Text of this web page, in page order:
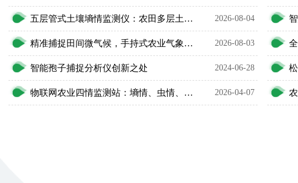
五层管式土壤墒情监测仪：农田多层土壤水分智能监测设备 2026-08-04
精准捕捉田间微气候，手持式农业气象环境检测仪护好庄稼 2026-08-03
智能孢子捕捉分析仪创新之处 2024-06-28
物联网农业四情监测站：墒情、虫情、苗情、灾情一站式监测 2026-04-07